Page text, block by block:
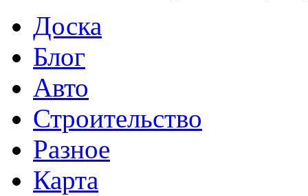
Доска
Блог
Авто
Строительство
Разное
Карта